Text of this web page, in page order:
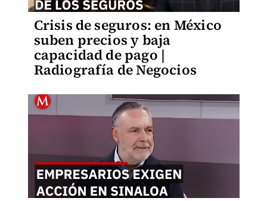
Crisis de seguros: en México
suben precios y baja
capacidad de pago |
Radiografía de Negocios